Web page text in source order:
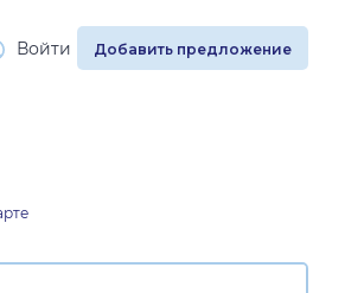
Войти Добавить предложение